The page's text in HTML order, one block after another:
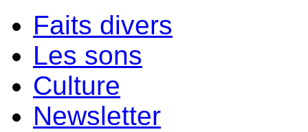
Faits divers
Les sons
Culture
Newsletter